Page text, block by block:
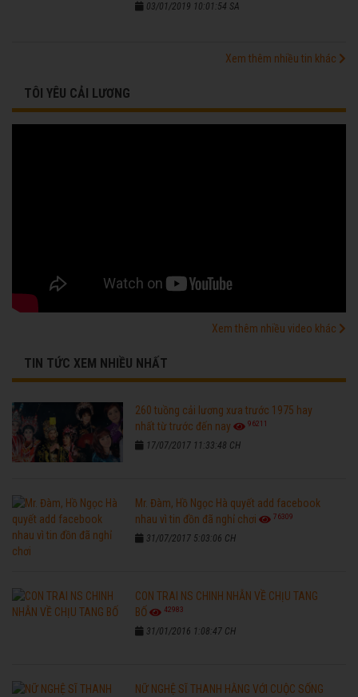
03/01/2019 10:01:54 SA
Xem thêm nhiều tin khác
TÔI YÊU CẢI LƯƠNG
Xem thêm nhiều video khác
TIN TỨC XEM NHIỀU NHẤT
260 tuồng cải lương xưa trước 1975 hay
nhất từ trước đến nay
96211
17/07/2017 11:33:48 CH
Mr. Đàm, Hồ Ngọc Hà quyết add facebook
nhau vì tin đồn đã nghỉ chơi
76309
31/07/2017 5:03:06 CH
CON TRAI NS CHINH NHẪN VỀ CHỊU TANG
BỐ
42983
31/01/2016 1:08:47 CH
NỮ NGHỆ SĨ THANH HẰNG VỚI CUỘC SỐNG